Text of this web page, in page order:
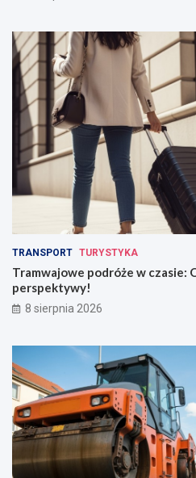
TRANSPORT TURYSTYKA
Tramwajowe podróże w czasie:
perspektywy!
8 sierpnia 2026